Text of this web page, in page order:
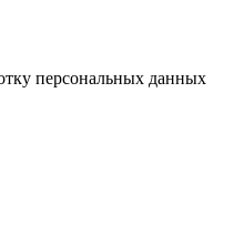
персональных данных